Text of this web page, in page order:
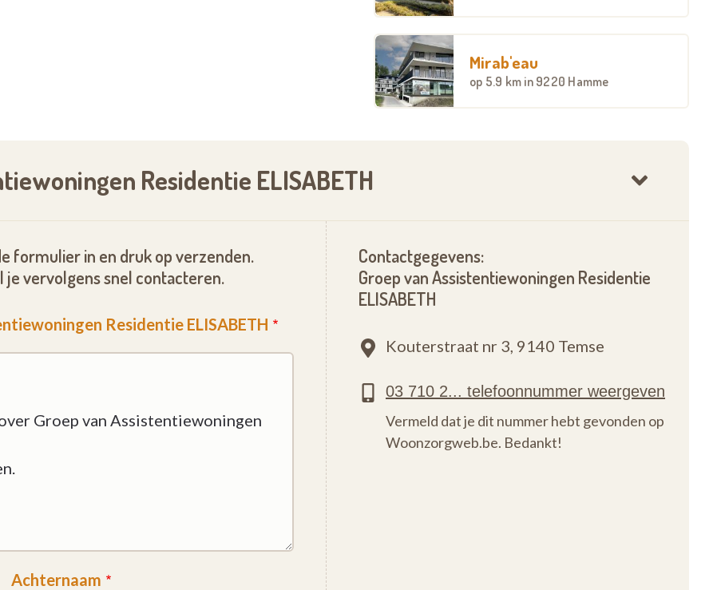
Mirab'eau
op 5.9 km in 9220 Hamme
Residentie ELISABETH
formulier in en druk op verzenden.
vervolgens snel contacteren.
Residentie ELISABETH
Achternaam
Contactgegevens:
Groep van Assistentiewoningen Residentie
ELISABETH
Kouterstraat nr 3, 9140 Temse
Vermeld dat je dit nummer hebt gevonden op
Woonzorgweb.be. Bedankt!